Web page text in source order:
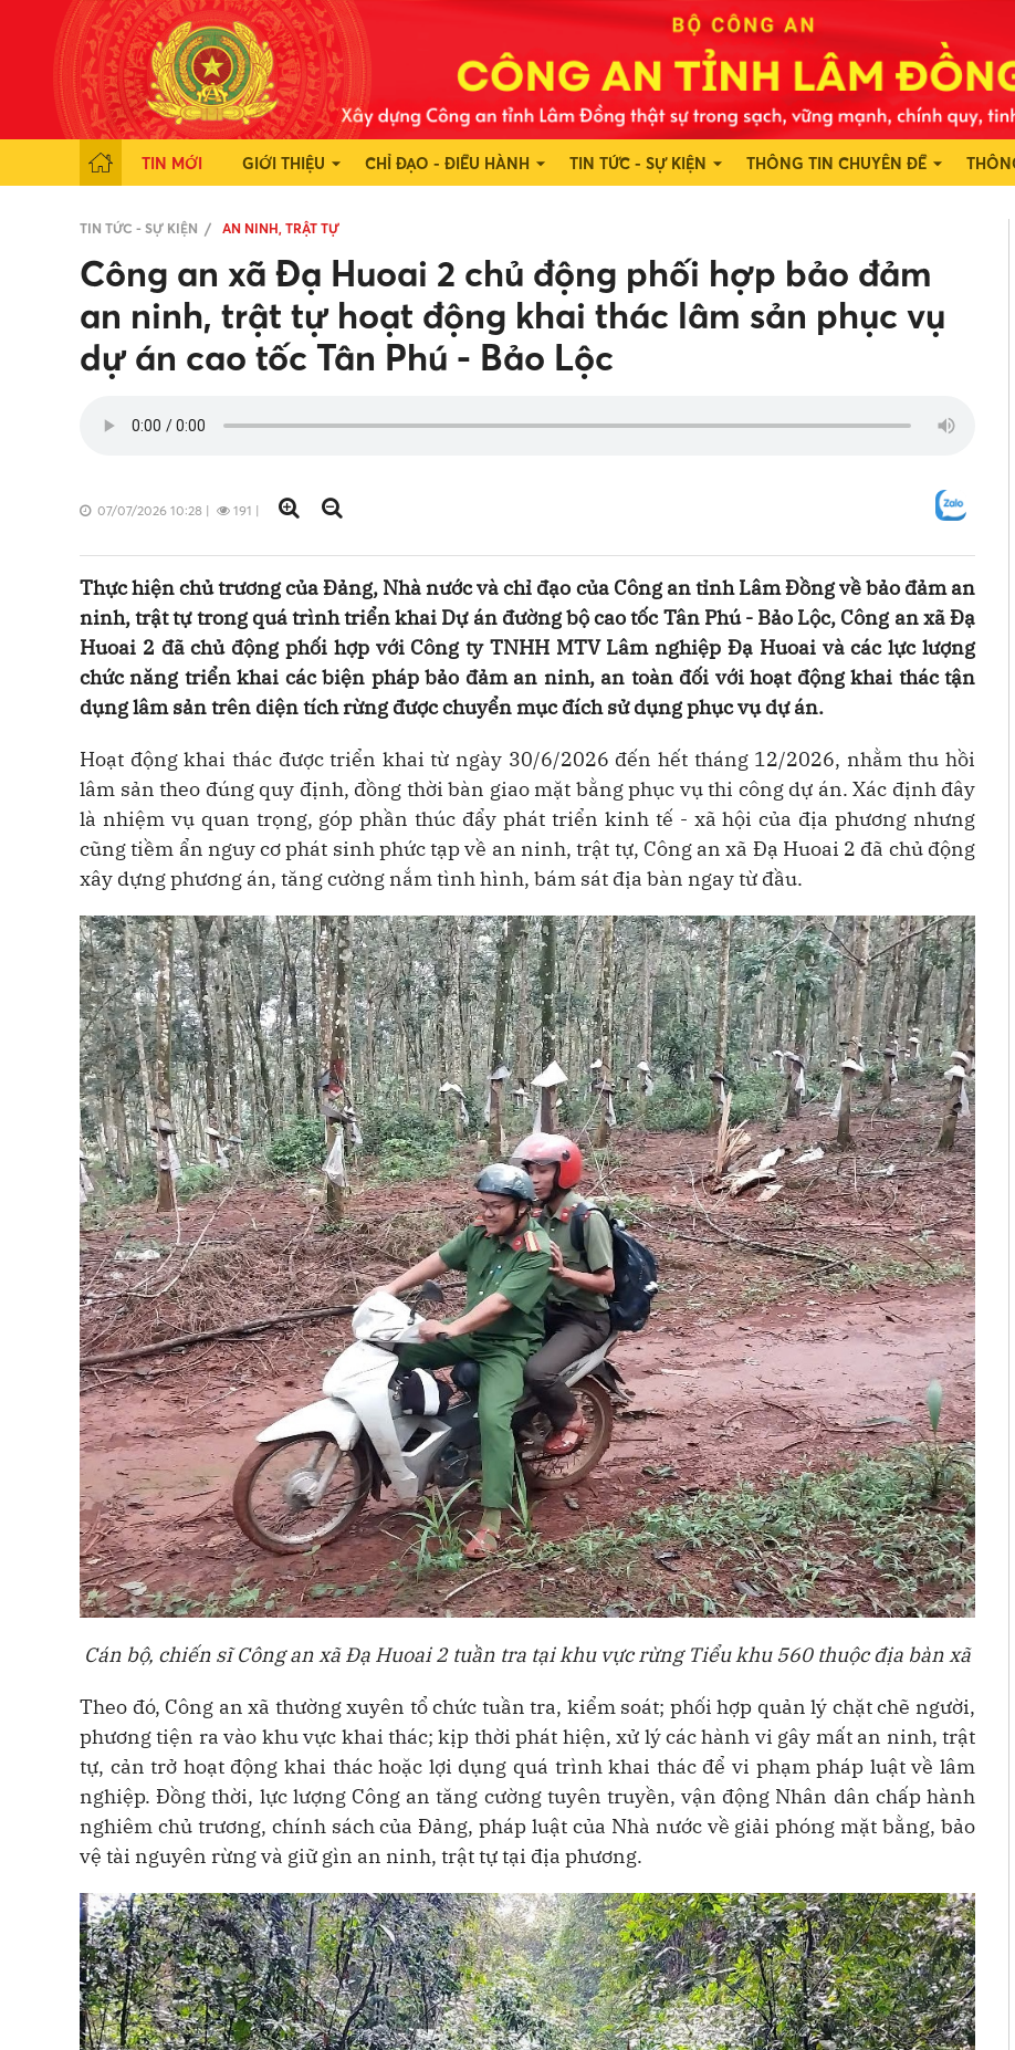
TIN MỚI GIỚI THIỆU CHỈ ĐẠO - ĐIỀU HÀNH TIN TỨC - SỰ KIỆN THÔNG TIN CHUYÊN ĐỀ
TIN TỨC - SỰ KIỆN AN NINH, TRẬT TỰ
Công an xã Đạ Huoai 2 chủ động phối hợp bảo đảm
an ninh, trật tự hoạt động khai thác lâm sản phục vụ
dự án cao tốc Tân Phú - Bảo Lộc
07/07/2026 10:28 | 191 |
Thực hiện chủ trương của Đảng, Nhà nước và chỉ đạo của Công an tỉnh Lâm Đồng về bảo đảm an
ninh, trật tự trong quá trình triển khai Dự án đường bộ cao tốc Tân Phú - Bảo Lộc, Công an xã Đạ
Huoai 2 đã chủ động phối hợp với Công ty TNHH MTV Lâm nghiệp Đạ Huoai và các lực lượng
chức năng triển khai các biện pháp bảo đảm an ninh, an toàn đối với hoạt động khai thác tận
dụng lâm sản trên diện tích rừng được chuyển mục đích sử dụng phục vụ dự án.
Hoạt động khai thác được triển khai từ ngày 30/6/2026 đến hết tháng 12/2026, nhằm thu hồi
lâm sản theo đúng quy định, đồng thời bàn giao mặt bằng phục vụ thi công dự án. Xác định đây
là nhiệm vụ quan trọng, góp phần thúc đẩy phát triển kinh tế - xã hội của địa phương nhưng
cũng tiềm ẩn nguy cơ phát sinh phức tạp về an ninh, trật tự, Công an xã Đạ Huoai 2 đã chủ động
xây dựng phương án, tăng cường nắm tình hình, bám sát địa bàn ngay từ đầu.
Cán bộ, chiến sĩ Công an xã Đạ Huoai 2 tuần tra tại khu vực rừng Tiểu khu 560 thuộc địa bàn xã
Theo đó, Công an xã thường xuyên tổ chức tuần tra, kiểm soát; phối hợp quản lý chặt chẽ người,
phương tiện ra vào khu vực khai thác; kịp thời phát hiện, xử lý các hành vi gây mất an ninh, trật
tự, cản trở hoạt động khai thác hoặc lợi dụng quá trình khai thác để vi phạm pháp luật về lâm
nghiệp. Đồng thời, lực lượng Công an tăng cường tuyên truyền, vận động Nhân dân chấp hành
nghiêm chủ trương, chính sách của Đảng, pháp luật của Nhà nước về giải phóng mặt bằng, bảo
vệ tài nguyên rừng và giữ gìn an ninh, trật tự tại địa phương.